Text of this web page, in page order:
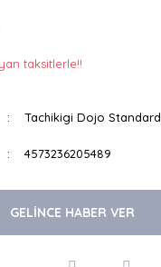
taksitlerle!!
Tachikigi Dojo
4573236205489
GELİNCE HABER VER